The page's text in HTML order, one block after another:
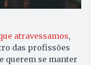
atravessamos,
das profissões
querem se manter